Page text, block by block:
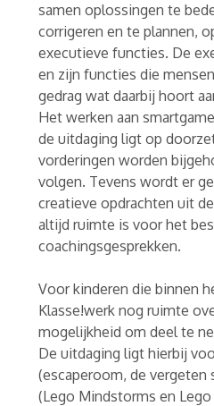
samen oplossingen te
corrigeren en te plannen,
executieve functies. De
en zijn functies die
gedrag wat daarbij hoort
Het werken aan
de uitdaging ligt op
vorderingen worden
volgen. Tevens wordt er
creatieve opdrachten uit
altijd ruimte is voor het
coachingsgesprekken.
Voor kinderen die binnen
Klasse!werk nog ruimte
mogelijkheid om deel te
De uitdaging ligt hierbij
(escaperoom, de vergeten
(Lego Mindstorms en